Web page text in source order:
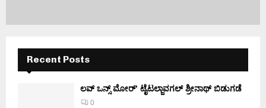
Recent Posts
ಲವ್ ಒನ್ಸ್ ಮೋರ್’ ಟೈಟಲ್ಜಾವಗಲ್ ಶ್ರೀನಾಥ್ ಬಿಡುಗಡೆ
0